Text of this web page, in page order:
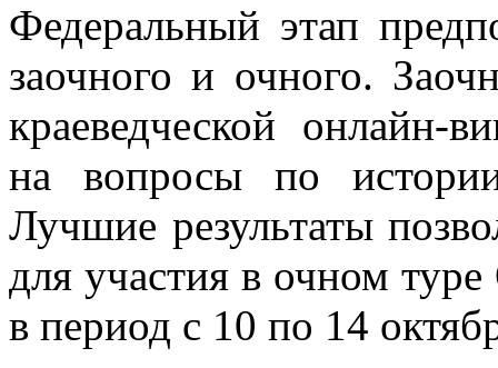
Федеральный этап
заочного и очного.
краеведческой онлайн-
на вопросы по
Лучшие результаты
для участия в очном
в период с 10 по 14